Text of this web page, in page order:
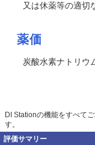
又は休薬等の適切
薬価
炭酸水素ナトリウ
DI Stationの機能をすべて
す。
評価サマリー